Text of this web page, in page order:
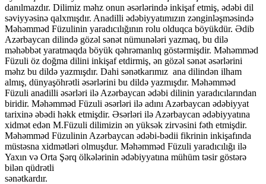
danılmazdır. Dilimiz məhz onun əsərlərində inkişaf etmiş, ədəbi dil
səviyyəsinə qalxmışdır. Anadilli ədəbiyyatımızın zənginləşməsində
Məhəmməd Füzulinin yaradıcılığının rolu olduqca böyükdür. Ədib
Azərbaycan dilində gözəl sənət nümunələri yazmaq, bu dilə
məhəbbət yaratmaqda böyük qəhrəmanlıq göstərmişdir. Məhəmməd
Füzuli öz doğma dilini inkişaf etdirmiş, ən gözəl sənət əsərlərini
məhz bu dildə yazmışdır. Dahi sənət­kar­ımız ana dilindən ilham
almış, dünyaşöhrətli əsər­lərini bu dildə yazmışdır. Məhəmməd
Füzuli anadilli əsərləri ilə Azərbaycan ədəbi dilinin yaradıcılarından
biridir. Məhəmməd Füzuli əsərləri ilə adını Azərbaycan ədəbiyyat
tarixinə əbədi həkk etmişdir. Əsərləri ilə Azərbaycan ədəbiyyatına
xidmət edən M.Füzuli dilimizin ən yüksək zirvəsini fəth etmişdir.
Məhəmməd Füzulinin Azərbaycan ədəbi-bədii fikrinin inkişafında
müstəsna xidmətləri olmuşdur. Məhəmməd Füzuli yaradıcılığı ilə
Yaxın və Orta Şərq ölkələrinin ədəbiyyatına mühüm təsir göstərə
bilən qüdrətli
sənətkardır.